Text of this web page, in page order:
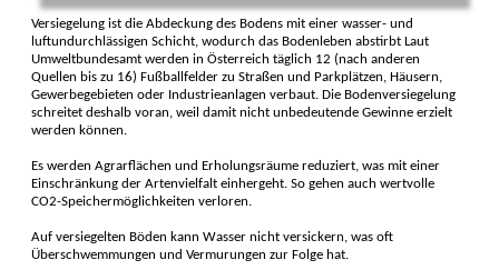
Versiegelung ist die Abdeckung des Bodens mit einer wasser- und
luftundurchlässigen Schicht, wodurch das Bodenleben abstirbt Laut
Umweltbundesamt werden in Österreich täglich 12 (nach anderen
Quellen bis zu 16) Fußballfelder zu Straßen und Parkplätzen, Häusern,
Gewerbegebieten oder Industrieanlagen verbaut. Die Bodenversiegelung
schreitet deshalb voran, weil damit nicht unbedeutende Gewinne erzielt
werden können.
Es werden Agrarflächen und Erholungsräume reduziert, was mit einer
Einschränkung der Artenvielfalt einhergeht. So gehen auch wertvolle
CO2-Speichermöglichkeiten verloren.
Auf versiegelten Böden kann Wasser nicht versickern, was oft
Überschwemmungen und Vermurungen zur Folge hat.